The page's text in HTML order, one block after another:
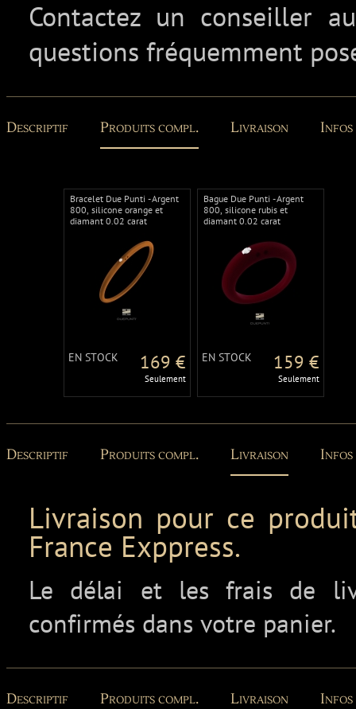
Contactez un conseiller
questions fréquemment
Descriptif Produits compl. Livraison
Bracelet Due Punti - Argent
800, silicone orange et
diamant 0.02 carat
EN STOCK 169 €
Seulement
Bague Due Punti - Argent
800, silicone rubis et
diamant 0.02 carat
EN STOCK 159 €
Seulement
Descriptif Produits compl. Livraison
Livraison pour ce
France Exppress.
Le délai et les frais de
confirmés dans votre panier.
Descriptif Produits compl. Livraison